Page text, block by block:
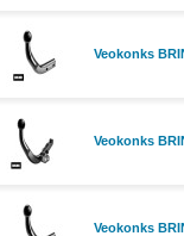
Veokonks
Veokonks
Veokonks